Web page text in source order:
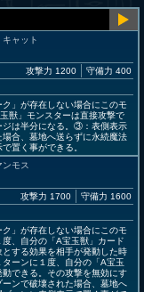
ャット
攻撃力 1200 守備力 400
」が存在しない場合にこのモ
獣」モンスターは直接攻撃で
ジは半分になる。③：表側表示
合、墓地へ送らずに永続魔法
置く事ができる。
モス
攻撃力 1700 守備力 1600
」が存在しない場合にこのモ
、自分の「A宝玉獣」カード
する効果を相手が発動した時
ーンに１度、自分の「A宝玉
できる。その攻撃を無効にす
ンで破壊された場合、墓地へ